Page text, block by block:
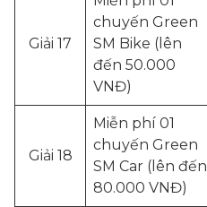
Giải 17
chuyến Green
SM Bike (lên
đến 50.000
VNĐ)
Giải 18
Miễn phí 01
chuyến Green
SM Car (lên đến
80.000 VNĐ)